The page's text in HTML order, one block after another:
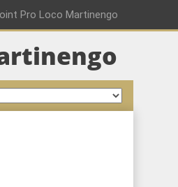
Pro Loco Martinengo